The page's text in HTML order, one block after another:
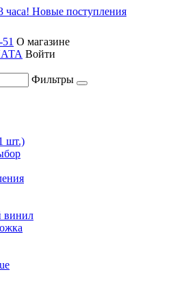
часа! Новые поступления
О магазине
Войти
Фильтры
шт.)
винил